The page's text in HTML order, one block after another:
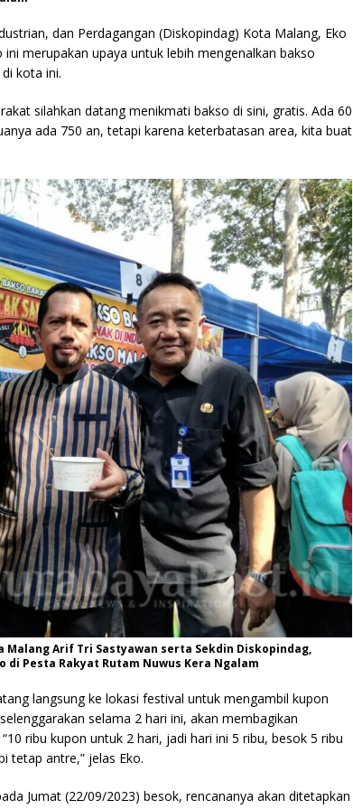
dan Perdagangan (Diskopindag) Kota Malang, Eko
merupakan upaya untuk lebih mengenalkan bakso
kota ini.
silahkan datang menikmati bakso di sini, gratis. Ada 60
ada 750 an, tetapi karena keterbatasan area, kita buat
Malang Arif Tri Sastyawan serta Sekdin Diskopindag,
Pesta Rakyat Rutam Nuwus Kera Ngalam
langsung ke lokasi festival untuk mengambil kupon
selama 2 hari ini, akan membagikan
ribu kupon untuk 2 hari, jadi hari ini 5 ribu, besok 5 ribu
tetap antre,” jelas Eko.
Jumat (22/09/2023) besok, rencananya akan ditetapkan